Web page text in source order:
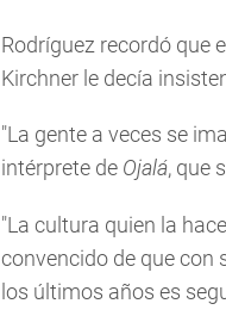
Rodríguez recordó que
Kirchner le decía
"La gente a veces se
intérprete de Ojalá, que
"La cultura quien la
convencido de que con
los últimos años es